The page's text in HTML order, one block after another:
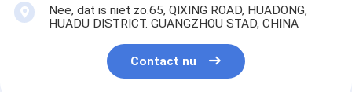
Nee, dat is niet zo.65, QIXING ROAD, HUADONG,
HUADU DISTRICT. GUANGZHOU STAD, CHINA
Contact nu